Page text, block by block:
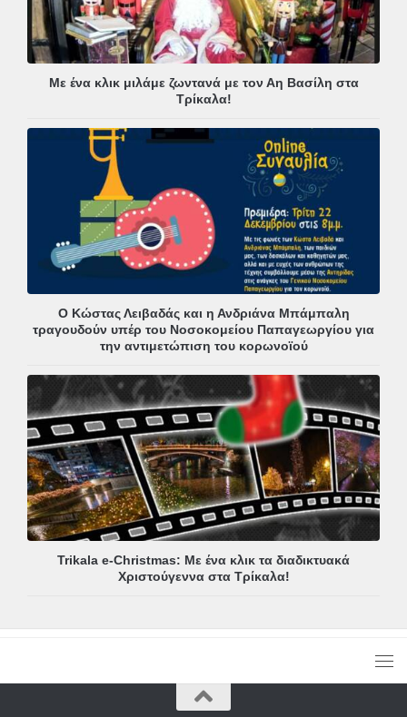
Με ένα κλικ μιλάμε ζωντανά με τον Αη Βασίλη στα
Τρίκαλα!
Ο Κώστας Λειβαδάς και η Ανδριάνα Μπάμπαλη
τραγουδούν υπέρ του Νοσοκομείου Παπαγεωργίου για
την αντιμετώπιση του κορωνοϊού
Trikala e-Christmas: Με ένα κλικ τα διαδικτυακά
Χριστούγεννα στα Τρίκαλα!